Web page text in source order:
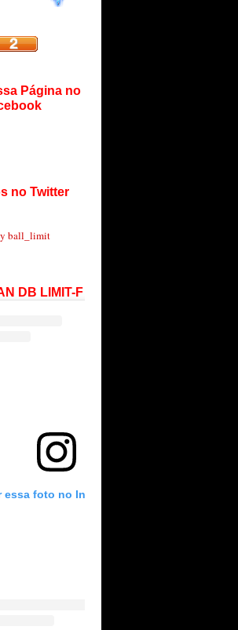
Página no
no Twitter
ball_limit
DB LIMIT-F
essa foto no Instagram